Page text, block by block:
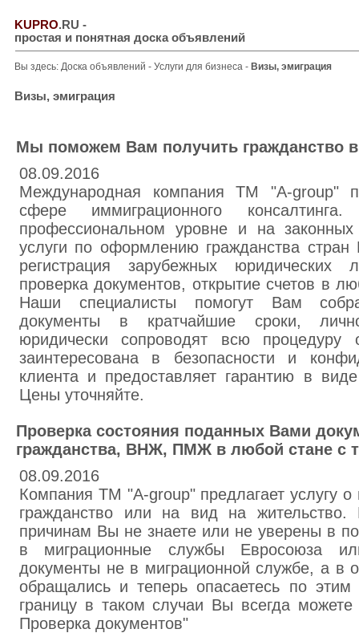
KUPRO.RU -
простая и понятная доска объявлений
Вы здесь: Доска объявлений - Услуги для бизнеса - Визы, эмиграция
Визы, эмиграция
Мы поможем Вам получить гражданство
08.09.2016
Международная компания ТМ "A-group"
сфере иммиграционного
профессиональном уровне и на законных
услуги по оформлению гражданства
регистрация зарубежных юридических
проверка документов, открытие счетов в
Наши специалисты помогут Вам
документы в кратчайшие сроки,
юридически сопроводят всю процедуру
заинтересована в безопасности и
клиента и предоставляет гарантию в
Цены уточняйте.
Проверка состояния поданных Вами
гражданства, ВНЖ, ПМЖ в любой стане с
08.09.2016
Компания ТМ "A-group" предлагает услугу о
гражданство или на вид на
причинам Вы не знаете или не уверены в
в миграционные службы Евросоюза
документы не в миграционной службе, а в
обращались и теперь опасаетесь по этим
границу в таком случаи Вы всегда можете
Проверка документов"